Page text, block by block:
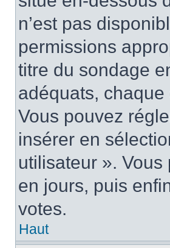
n’est pas
permissions
titre du sondage
adéquats,
Vous pouvez
insérer en
utilisateur ».
en jours, puis
votes.
Haut